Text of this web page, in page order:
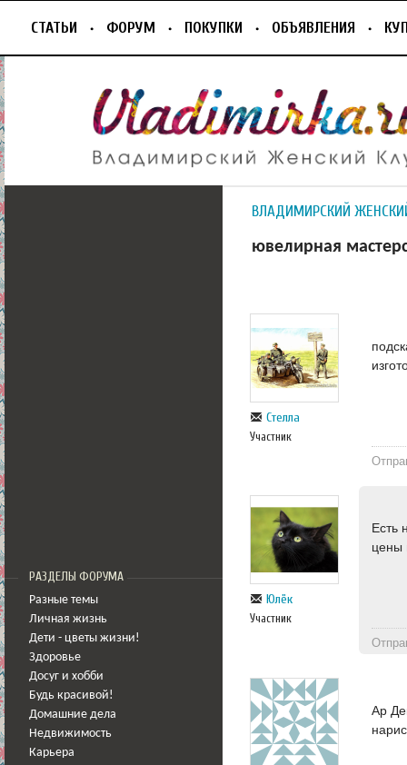
СТАТЬИ ФОРУМ ПОКУПКИ ОБЪЯВЛЕНИЯ
РАЗДЕЛЫ ФОРУМА
Разные темы
Личная жизнь
Дети - цветы жизни!
Здоровье
Досуг и хобби
Будь красивой!
Домашние дела
Недвижимость
Карьера
ВЛАДИМИРСКИЙ
ювелирная
Стелла
Участник
Юлёк
Участник
Есть
цены
Ар